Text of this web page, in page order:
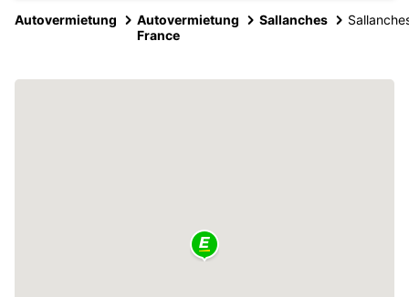
Autovermietung
Autovermietung
France
Sallanches